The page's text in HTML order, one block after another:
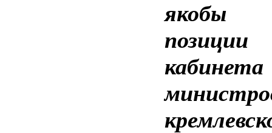
якобы
позиции
кабинета